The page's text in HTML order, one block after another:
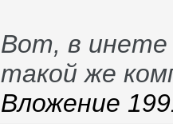
Вот, в
такой же
Вложение